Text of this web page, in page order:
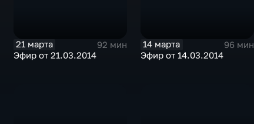
21 марта
92 мин
Эфир от 21.03.2014
14 марта
96 мин
Эфир от 14.03.2014